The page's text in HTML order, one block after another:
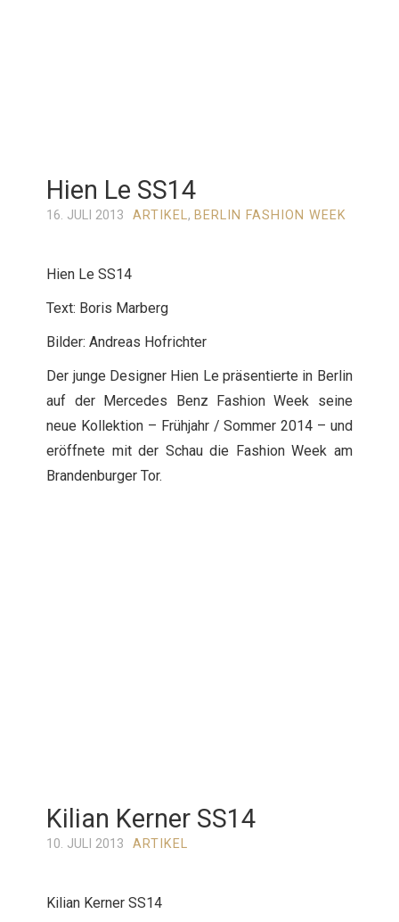
Hien Le SS14
16. JULI 2013 ARTIKEL,BERLIN FASHION WEEK
Hien Le SS14
Text: Boris Marberg
Bilder: Andreas Hofrichter
Der junge Designer Hien Le präsentierte in Berlin
auf der Mercedes Benz Fashion Week seine
neue Kollektion – Frühjahr / Sommer 2014 – und
eröffnete mit der Schau die Fashion Week am
Brandenburger Tor.
Kilian Kerner SS14
10. JULI 2013 ARTIKEL
Kilian Kerner SS14